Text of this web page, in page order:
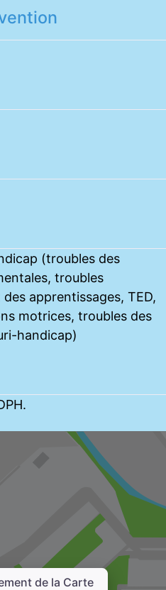
(troubles des
troubles
apprentissages, TED,
motrices, troubles des
handicap)
de la Carte